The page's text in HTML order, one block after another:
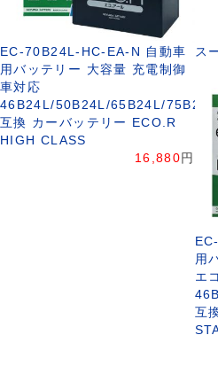
EC-70B24L-HC-EA-N 自動車
用バッテリー 大容量 充電制御
車対応
46B24L/50B24L/65B24L/75B24L
互換 カーバッテリー ECO.R
HIGH CLASS
16,880円
ス
用
エ
互